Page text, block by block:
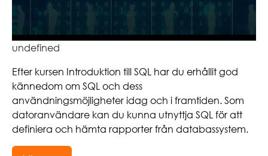
undefined
Efter kursen Introduktion till SQL har du erhållit god
kännedom om SQL och dess
användningsmöjligheter idag och i framtiden. Som
datoranvändare kan du kunna utnyttja SQL för att
definiera och hämta rapporter från databassystem.